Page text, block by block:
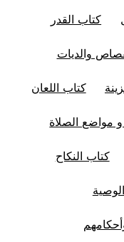
كتاب القدر
والديات
كتاب اللعان
مواضع الصلاة
كتاب النكاح